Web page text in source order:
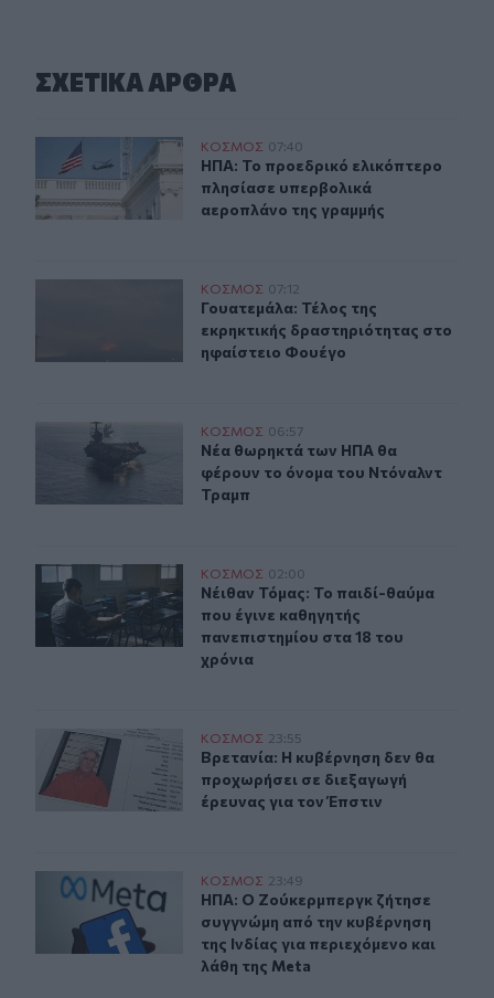
ΣΧΕΤΙΚA AΡΘΡΑ
ΗΠΑ: Το προεδρικό ελικόπτερο πλησίασε υπερβολικά
ΚΟΣΜΟΣ 07:40
ΗΠΑ: Το προεδρικό ελικόπτερο
ΗΠΑ: Το προεδρικό ελικόπτερο
πλησίασε υπερβολικά
αεροπλάνο της γραμμής
Γουατεμάλα: Τέλος της εκρηκτικής δραστηριότητας
ΚΟΣΜΟΣ 07:12
Γουατεμάλα: Τέλος της
Γουατεμάλα: Τέλος της
εκρηκτικής δραστηριότητας στο
ηφαίστειο Φουέγο
Νέα θωρηκτά των ΗΠΑ θα φέρουν το όνομα του
ΚΟΣΜΟΣ 06:57
Νέα θωρηκτά των ΗΠΑ θα φέρουν
Νέα θωρηκτά των ΗΠΑ θα
φέρουν το όνομα του Ντόναλντ
Τραμπ
Ο 21χρονος που μπήκε στο κολέγιο στα 10 και έγινε
ΚΟΣΜΟΣ 02:00
Νέιθαν Τόμας: Το παιδί-θαύμα που
Νέιθαν Τόμας: Το παιδί-θαύμα
που έγινε καθηγητής
πανεπιστημίου στα 18 του
χρόνια
Βρετανία: Η κυβέρνηση δεν θα προχωρήσει σε
ΚΟΣΜΟΣ 23:55
Βρετανία: Η κυβέρνηση δεν θα
Βρετανία: Η κυβέρνηση δεν θα
προχωρήσει σε διεξαγωγή
έρευνας για τον Έπστιν
ΗΠΑ: Ο Ζούκερμπεργκ ζήτησε συγγνώμη από την
ΚΟΣΜΟΣ 23:49
ΗΠΑ: Ο Ζούκερμπεργκ ζήτησε
ΗΠΑ: Ο Ζούκερμπεργκ ζήτησε
συγγνώμη από την κυβέρνηση
της Ινδίας για περιεχόμενο και
λάθη της Meta